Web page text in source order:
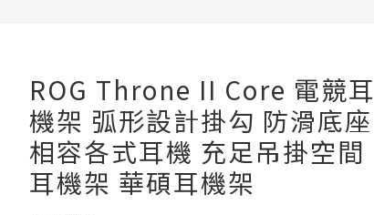
ROG Throne II Core 電競耳
機架 弧形設計掛勾 防滑底座
相容各式耳機 充足吊掛空間
耳機架 華碩耳機架